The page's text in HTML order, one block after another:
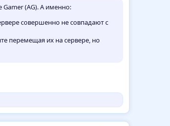
Gamer (AG). А именно:
совершенно не совпадают с
перемещая их на сервере, но